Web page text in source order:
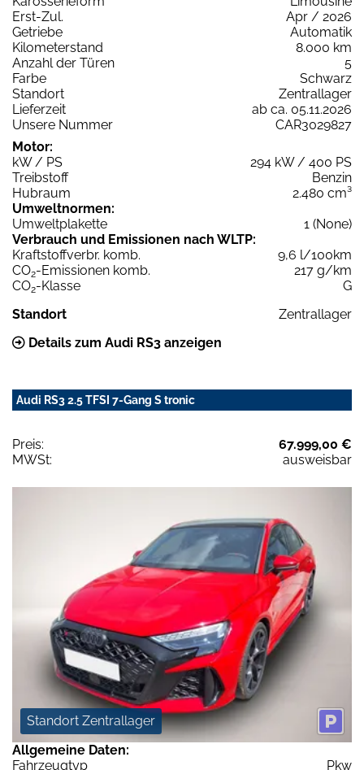
Erst-Zul.
Apr / 2026
Getriebe
Automatik
Kilometerstand
8.000 km
Anzahl der Türen
5
Farbe
Schwarz
Standort
Zentrallager
Lieferzeit
ab ca. 05.11.2026
Unsere Nummer
CAR3029827
Motor:
kW / PS
294 kW / 400 PS
Treibstoff
Benzin
Hubraum
2.480 cm³
Umweltnormen:
Umweltplakette
1 (None)
Verbrauch und Emissionen nach WLTP:
Kraftstoffverbr. komb.
9,6 l/100km
CO2-Emissionen komb.
217 g/km
CO2-Klasse
G
Standort
Zentrallager
Details zum Audi RS3 anzeigen
Audi RS3 2.5 TFSI 7-Gang S tronic
Preis:
67.999,00 €
MWSt:
ausweisbar
Standort Zentrallager
Allgemeine Daten:
Fahrzeugtyp
Pkw